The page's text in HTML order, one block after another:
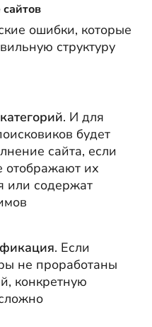
ошибки, которые
структуру
. И для
будет
сайта, если
отображают их
или содержат
. Если
не проработаны
конкретную